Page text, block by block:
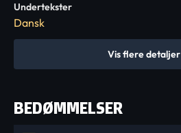
Undertekster
Dansk
Vis flere detaljer
BEDØMMELSER